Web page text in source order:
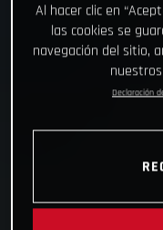
Al hacer clic en
las cookies se
navegación del sitio,
Declaración